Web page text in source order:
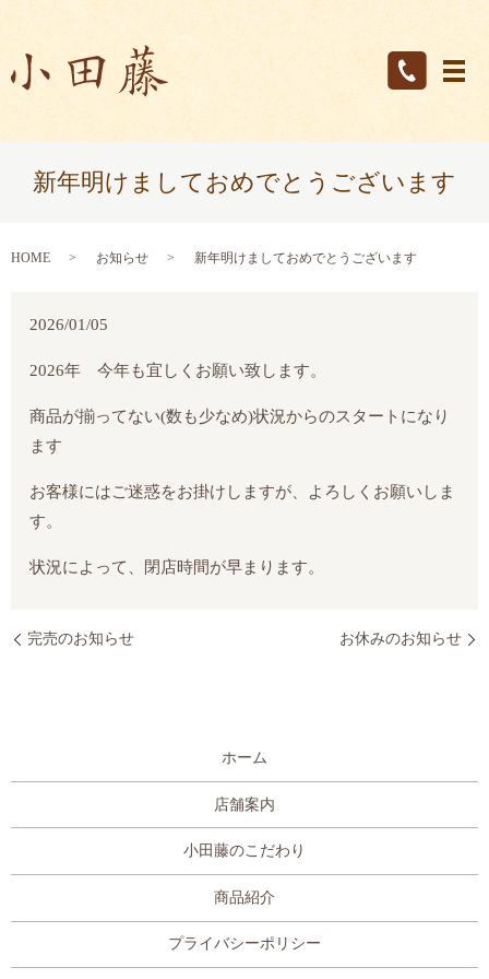
メ
新年明けましておめでとうございます
HOME お知らせ 新年明けましておめでとうございます
2026/01/05
2026年 今年も宜しくお願い致します。
商品が揃ってない(数も少なめ)状況からのスタートになり
ます
お客様にはご迷惑をお掛けしますが、よろしくお願いしま
す。
状況によって、閉店時間が早まります。
完売のお知らせ お休みのお知らせ
ホーム
店舗案内
小田藤のこだわり
商品紹介
プライバシーポリシー